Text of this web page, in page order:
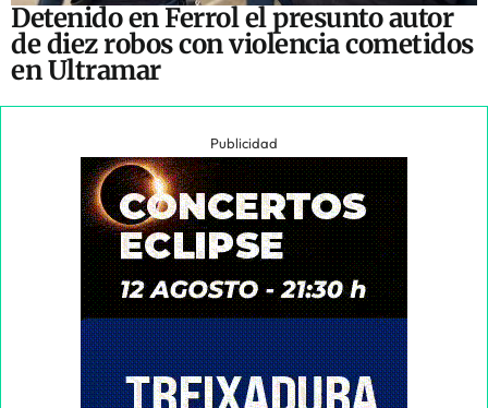
Detenido en Ferrol el presunto autor
de diez robos con violencia cometidos
en Ultramar
Publicidad